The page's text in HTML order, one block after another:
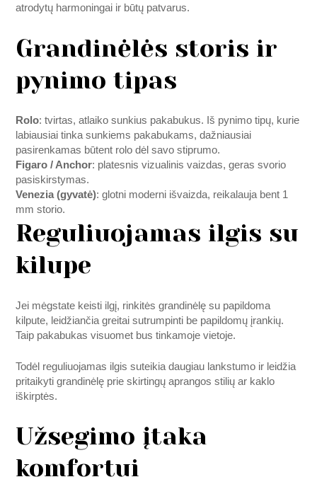
atrodytų harmoningai ir būtų patvarus.
Grandinėlės storis ir
pynimo tipas
Rolo: tvirtas, atlaiko sunkius pakabukus. Iš pynimo tipų, kurie
labiausiai tinka sunkiems pakabukams, dažniausiai
pasirenkamas būtent rolo dėl savo stiprumo.
Figaro / Anchor: platesnis vizualinis vaizdas, geras svorio
pasiskirstymas.
Venezia (gyvatė): glotni moderni išvaizda, reikalauja bent 1
mm storio.
Reguliuojamas ilgis su
kilupe
Jei mėgstate keisti ilgį, rinkitės grandinėlę su papildoma
kilpute, leidžiančia greitai sutrumpinti be papildomų įrankių.
Taip pakabukas visuomet bus tinkamoje vietoje.
Todėl reguliuojamas ilgis suteikia daugiau lankstumo ir leidžia
pritaikyti grandinėlę prie skirtingų aprangos stilių ar kaklo
iškirptės.
Užsegimo įtaka
komfortui